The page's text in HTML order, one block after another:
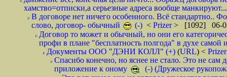
хамство=отписки,а серьезные адреса вообще
В договоре нет ничего особенного. Всё стандартно..
слово, договор- обычный
(-) < Prizer> [1092] 06-
Договор то может и обычный, но они его
профи в плане "бесплатность полгода" в духе
Документы ООО "ДЭНИ КОЛЛ" (+) (URL) <
Спасибо конечно, но яснее не стало. Это не сам
приложение к оному
(-) (Дружеское